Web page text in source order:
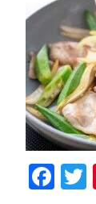
Fac